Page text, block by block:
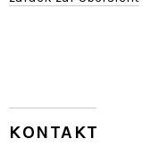
KONTAKT